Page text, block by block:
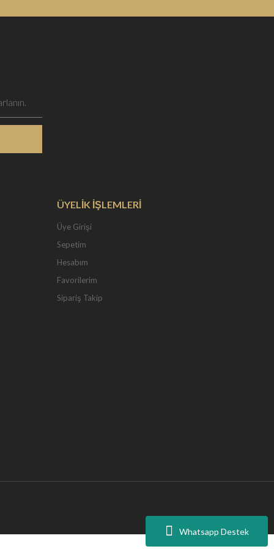
Whatsapp Destek
ÜYELİK İŞLEMLERİ
Üye Girişi
Sepetim
Hesabım
Favorilerim
Sipariş Takip